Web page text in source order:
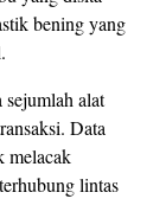
bening yang
alat
Data
melacak
lintas